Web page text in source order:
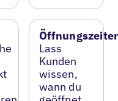
Lass
Kunden
wissen,
wann du